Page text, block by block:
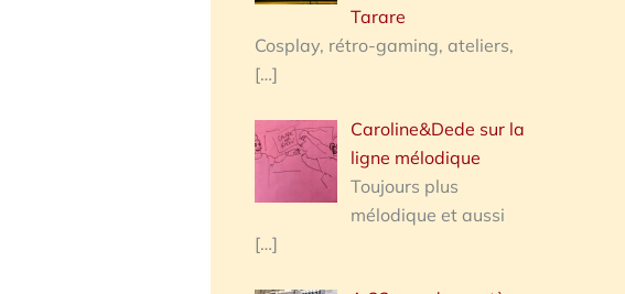
Tarare
Cosplay, rétro-gaming, ateliers,
[…]
Caroline&Dede sur la
ligne mélodique
Toujours plus
mélodique et aussi
[…]